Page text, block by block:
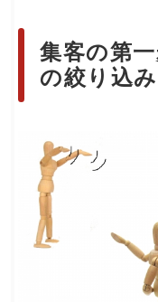
集客の第
の絞り込み